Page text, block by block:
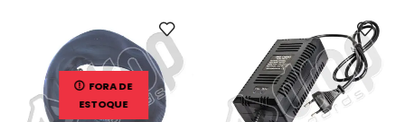
FORA DE
ESTOQUE